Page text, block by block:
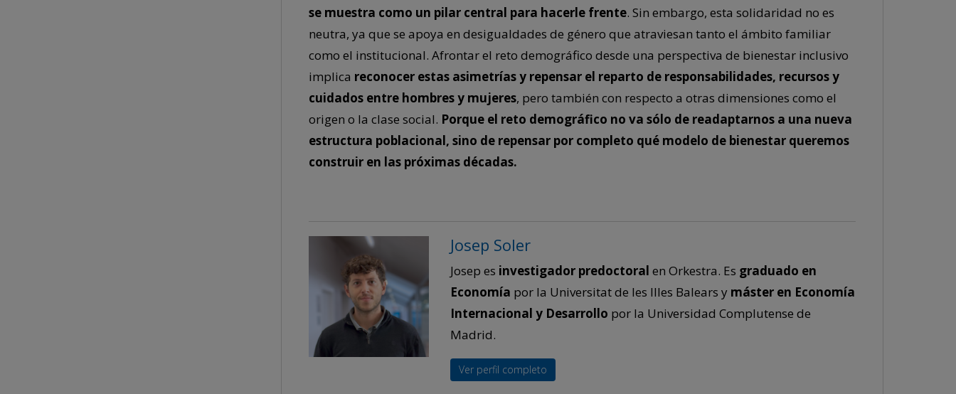
se muestra como un pilar central para hacerle frente. Sin embargo, esta solidaridad no es
neutra, ya que se apoya en desigualdades de género que atraviesan tanto el ámbito familiar
como el institucional. Afrontar el reto demográfico desde una perspectiva de bienestar inclusivo
implica reconocer estas asimetrías y repensar el reparto de responsabilidades, recursos y
cuidados entre hombres y mujeres, pero también con respecto a otras dimensiones como el
origen o la clase social. Porque el reto demográfico no va sólo de readaptarnos a una nueva
estructura poblacional, sino de repensar por completo qué modelo de bienestar queremos
construir en las próximas décadas.
Josep Soler
Josep es investigador predoctoral en Orkestra. Es graduado en
Economía por la Universitat de les Illes Balears y máster en Economía
Internacional y Desarrollo por la Universidad Complutense de
Madrid.
Ver perfil completo